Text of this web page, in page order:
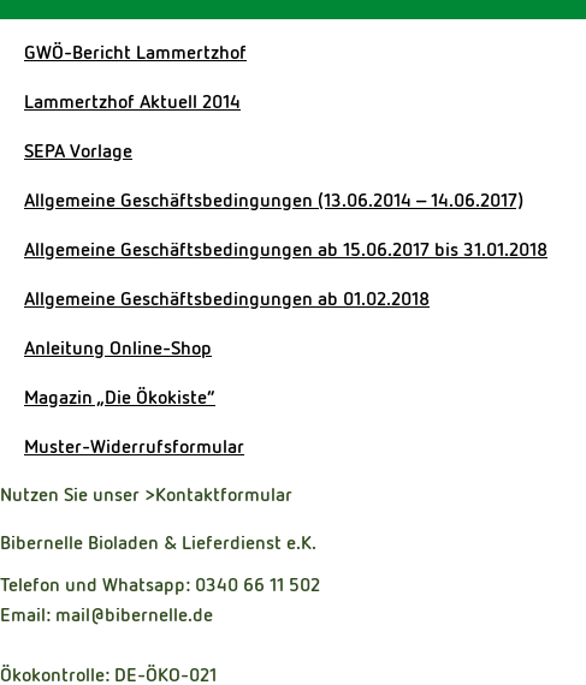
GWÖ-Bericht Lammertzhof
Lammertzhof Aktuell 2014
SEPA Vorlage
Allgemeine Geschäftsbedingungen (13.06.2014 – 14.06.2017)
Allgemeine Geschäftsbedingungen ab 15.06.2017 bis 31.01.2018
Allgemeine Geschäftsbedingungen ab 01.02.2018
Anleitung Online-Shop
Magazin „Die Ökokiste“
Muster-Widerrufsformular
Nutzen Sie unser >Kontaktformular
Bibernelle Bioladen & Lieferdienst e.K.
Telefon und Whatsapp: 0340 66 11 502
Email: mail@bibernelle.de
Ökokontrolle: DE-ÖKO-021